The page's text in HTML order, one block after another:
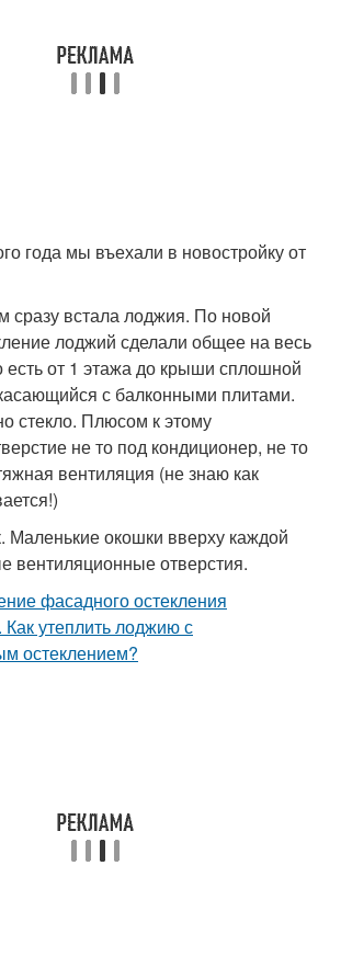
года мы въехали в новостройку от
сразу встала лоджия. По новой
лоджий сделали общее на весь
от 1 этажа до крыши сплошной
с балконными плитами.
стекло. Плюсом к этому
не то под кондиционер, не то
вентиляция (не знаю как
Маленькие окошки вверху каждой
вентиляционные отверстия.